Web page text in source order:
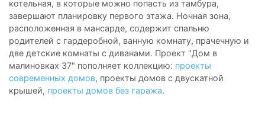
котельная, в которые можно попасть из тамбура,
завершают планировку первого этажа. Ночная зона,
расположенная в мансарде, содержит спальню
родителей с гардеробной, ванную комнату, прачечную и
две детские комнаты с диванами. Проект "Дом в
малиновках 37" пополняет коллекцию: проекты
современных домов, проекты домов с двускатной
крышей, проекты домов без гаража.